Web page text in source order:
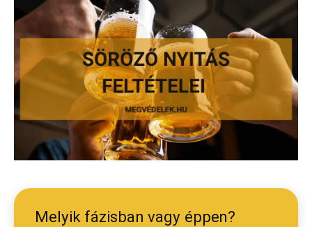
Melyik fázisban vagy éppen?